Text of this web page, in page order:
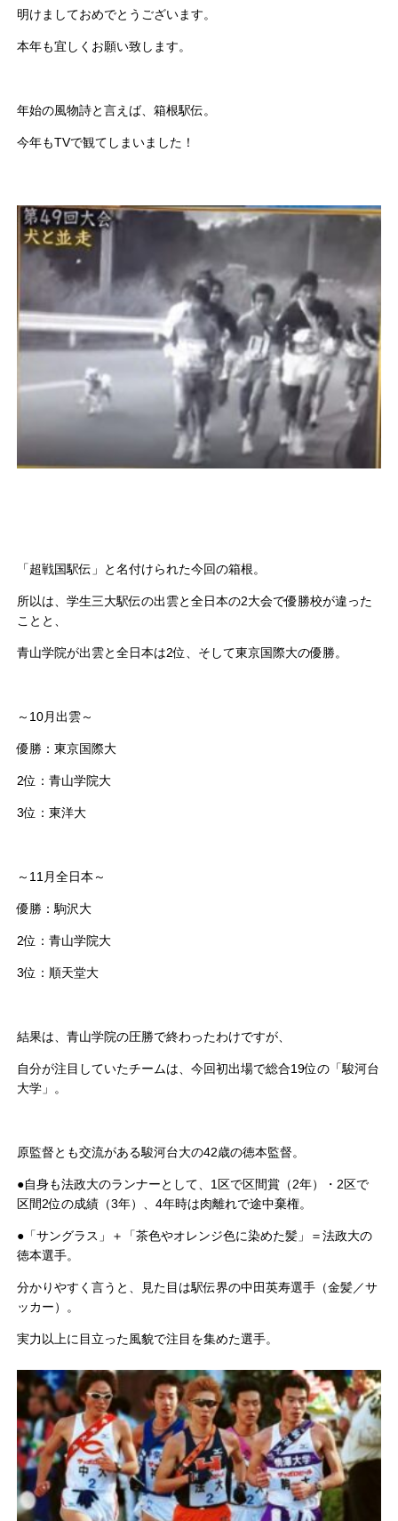
明けましておめでとうございます。
本年も宜しくお願い致します。
年始の風物詩と言えば、箱根駅伝。
今年もTVで観てしまいました！
「超戦国駅伝」と名付けられた今回の箱根。
所以は、学生三大駅伝の出雲と全日本の2大会で優勝校が違った
ことと、
青山学院が出雲と全日本は2位、そして東京国際大の優勝。
～10月出雲～
優勝：東京国際大
2位：青山学院大
3位：東洋大
～11月全日本～
優勝：駒沢大
2位：青山学院大
3位：順天堂大
結果は、青山学院の圧勝で終わったわけですが、
自分が注目していたチームは、今回初出場で総合19位の「駿河台
大学」。
原監督とも交流がある駿河台大の42歳の徳本監督。
●自身も法政大のランナーとして、1区で区間賞（2年）・2区で
区間2位の成績（3年）、4年時は肉離れで途中棄権。
●「サングラス」＋「茶色やオレンジ色に染めた髪」＝法政大の
徳本選手。
分かりやすく言うと、見た目は駅伝界の中田英寿選手（金髪／サ
ッカー）。
実力以上に目立った風貌で注目を集めた選手。